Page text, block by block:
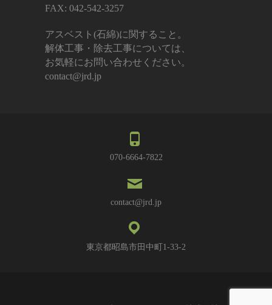
FAX: 042-542-3257
アスベスト(石綿)に関すること。
解体工事・除去工事については、
お気軽にお問い合わせください。
contact@jrd.jp
070-6664-7822
contact@jrd.jp
東京都昭島市田中町1-33-2